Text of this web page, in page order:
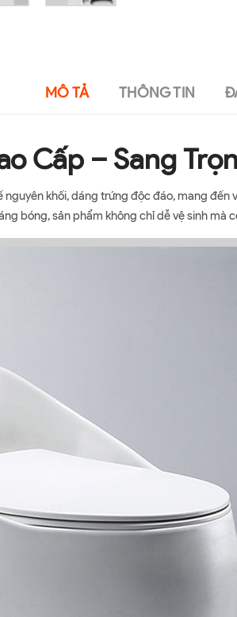
MÔ TẢ THÔNG TIN
Cấp – Sang
khối, dáng trứng độc đáo, mang
bóng, sản phẩm không chỉ dễ vệ sinh mà